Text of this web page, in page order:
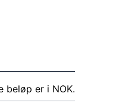
beløp er i NOK.